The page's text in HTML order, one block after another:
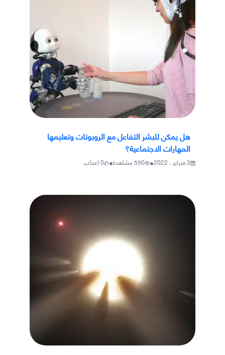
هل يمكن للبشر التفاعل مع الروبوتات وتعليمها
المهارات الاجتماعية؟
3 فبراير ، 2022 •
550مشاهدة•
0اعجاب